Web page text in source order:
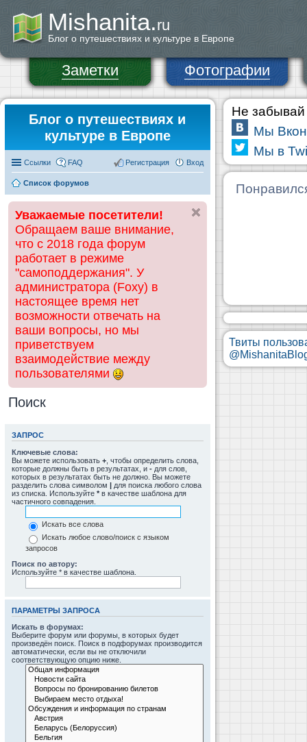
Mishanita.ru
Блог о путешествиях и культуре в Европе
Заметки Фотографии
Блог о путешествиях и
культуре в Европе
Ссылки FAQ Вход
Регистрация
Список форумов
Уважаемые посетители!
Обращаем ваше внимание,
что с 2018 года форум
работает в режиме
"самоподдержания". У
администратора (Foxy) в
настоящее время нет
возможности отвечать на
ваши вопросы, но мы
приветствуем
взаимодействие между
пользователями
Поиск
ЗАПРОС
Ключевые слова:
Вы можете использовать + , чтобы определить слова,
которые должны быть в результатах, и - для слов,
которых в результатах быть не должно. Вы можете
разделить слова символом | для поиска любого слова
из списка. Используйте * в качестве шаблона для
частичного совпадения.
Искать все слова
Искать любое слово/поиск с языком
запросов
Поиск по автору:
Используйте * в качестве шаблона.
ПАРАМЕТРЫ ЗАПРОСА
Искать в форумах:
Выберите форум или форумы, в которых будет
произведён поиск. Поиск в подфорумах производится
автоматически, если вы не отключили
соответствующую опцию ниже.
Не забывай
Мы
Мы в
Твиты